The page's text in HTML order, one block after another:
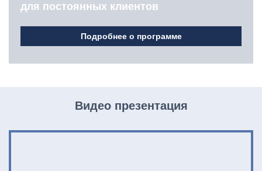
для постоянных клиентов
Подробнее о программе
Видео презентация